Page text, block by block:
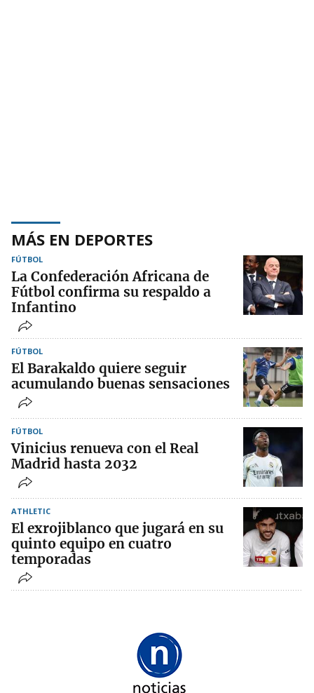
MÁS EN DEPORTES
FÚTBOL
La Confederación Africana de
Fútbol confirma su respaldo a
Infantino
FÚTBOL
El Barakaldo quiere seguir
acumulando buenas sensaciones
FÚTBOL
Vinicius renueva con el Real
Madrid hasta 2032
ATHLETIC
El exrojiblanco que jugará en su
quinto equipo en cuatro
temporadas